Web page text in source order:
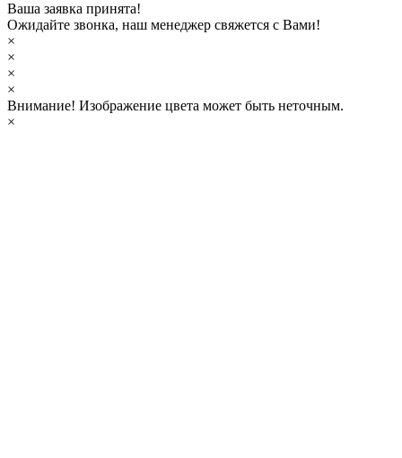
Ваша заявка принята!
Ожидайте звонка, наш менеджер свяжется с Вами!
×
×
×
×
Внимание! Изображение цвета может быть неточным.
×